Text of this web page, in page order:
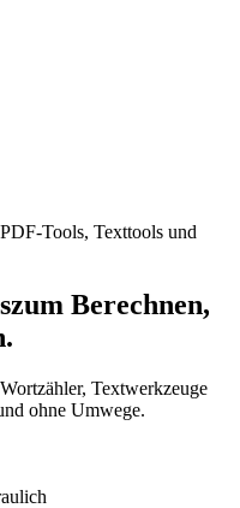
Tools, Texttools und
zum Berechnen,
Textwerkzeuge
ohne Umwege.